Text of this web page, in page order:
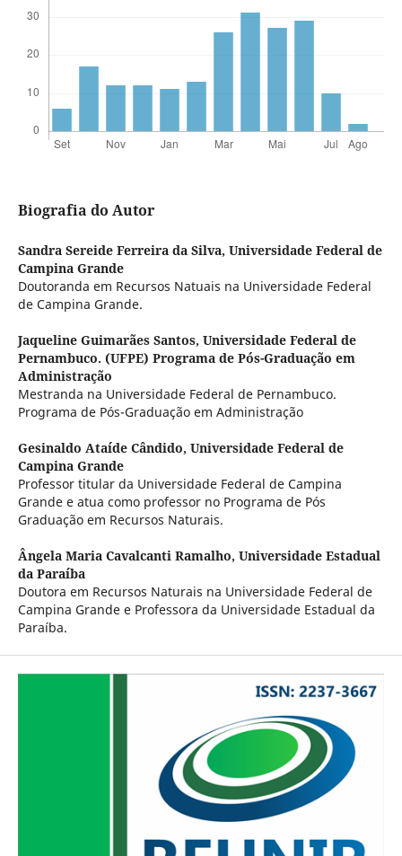
Biografia do Autor
Sandra Sereide Ferreira da Silva, Universidade Federal de
Campina Grande
Doutoranda em Recursos Natuais na Universidade Federal
de Campina Grande.
Jaqueline Guimarães Santos, Universidade Federal de
Pernambuco. (UFPE) Programa de Pós-Graduação em
Administração
Mestranda na Universidade Federal de Pernambuco.
Programa de Pós-Graduação em Administração
Gesinaldo Ataíde Cândido, Universidade Federal de
Campina Grande
Professor titular da Universidade Federal de Campina
Grande e atua como professor no Programa de Pós
Graduação em Recursos Naturais.
Ângela Maria Cavalcanti Ramalho, Universidade Estadual
da Paraíba
Doutora em Recursos Naturais na Universidade Federal de
Campina Grande e Professora da Universidade Estadual da
Paraíba.